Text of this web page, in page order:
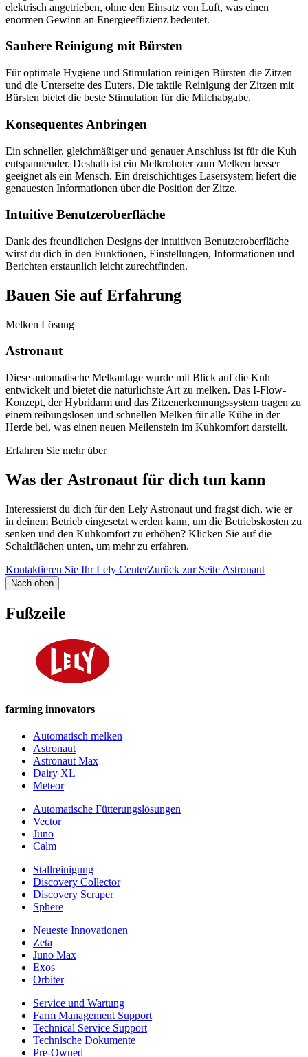
elektrisch angetrieben, ohne den Einsatz von Luft, was einen
enormen Gewinn an Energieeffizienz bedeutet.
Saubere Reinigung mit Bürsten
Für optimale Hygiene und Stimulation reinigen Bürsten die Zitzen
und die Unterseite des Euters. Die taktile Reinigung der Zitzen mit
Bürsten bietet die beste Stimulation für die Milchabgabe.
Konsequentes Anbringen
Ein schneller, gleichmäßiger und genauer Anschluss ist für die Kuh
entspannender. Deshalb ist ein Melkroboter zum Melken besser
geeignet als ein Mensch. Ein dreischichtiges Lasersystem liefert die
genauesten Informationen über die Position der Zitze.
Intuitive Benutzeroberfläche
Dank des freundlichen Designs der intuitiven Benutzeroberfläche
wirst du dich in den Funktionen, Einstellungen, Informationen und
Berichten erstaunlich leicht zurechtfinden.
Bauen Sie auf Erfahrung
Melken Lösung
Astronaut
Diese automatische Melkanlage wurde mit Blick auf die Kuh
entwickelt und bietet die natürlichste Art zu melken. Das I-Flow-
Konzept, der Hybridarm und das Zitzenerkennungssystem tragen zu
einem reibungslosen und schnellen Melken für alle Kühe in der
Herde bei, was einen neuen Meilenstein im Kuhkomfort darstellt.
Erfahren Sie mehr über
Was der Astronaut für dich tun kann
Interessierst du dich für den Lely Astronaut und fragst dich, wie er
in deinem Betrieb eingesetzt werden kann, um die Betriebskosten zu
senken und den Kuhkomfort zu erhöhen? Klicken Sie auf die
Schaltflächen unten, um mehr zu erfahren.
Kontaktieren Sie Ihr Lely CenterZurück zur Seite Astronaut
Nach oben
Fußzeile
farming innovators
Automatisch melken
Astronaut
Astronaut Max
Dairy XL
Meteor
Automatische Fütterungslösungen
Vector
Juno
Calm
Stallreinigung
Discovery Collector
Discovery Scraper
Sphere
Neueste Innovationen
Zeta
Juno Max
Exos
Orbiter
Service und Wartung
Farm Management Support
Technical Service Support
Technische Dokumente
Pre-Owned